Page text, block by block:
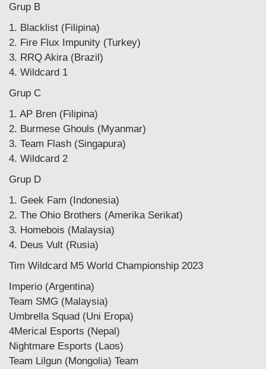
Grup B
1. Blacklist (Filipina)
2. Fire Flux Impunity (Turkey)
3. RRQ Akira (Brazil)
4. Wildcard 1
Grup C
1. AP Bren (Filipina)
2. Burmese Ghouls (Myanmar)
3. Team Flash (Singapura)
4. Wildcard 2
Grup D
1. Geek Fam (Indonesia)
2. The Ohio Brothers (Amerika Serikat)
3. Homebois (Malaysia)
4. Deus Vult (Rusia)
Tim Wildcard M5 World Championship 2023
Imperio (Argentina)
Team SMG (Malaysia)
Umbrella Squad (Uni Eropa)
4Merical Esports (Nepal)
Nightmare Esports (Laos)
Team Lilgun (Mongolia) Team